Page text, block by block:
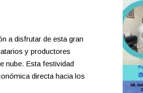
a disfrutar de esta gran
y productores
nube. Esta festividad
directa hacia los